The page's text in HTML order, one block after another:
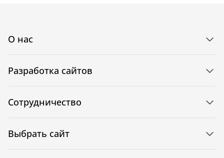
О нас
Разработка сайтов
Сотрудничество
Выбрать сайт